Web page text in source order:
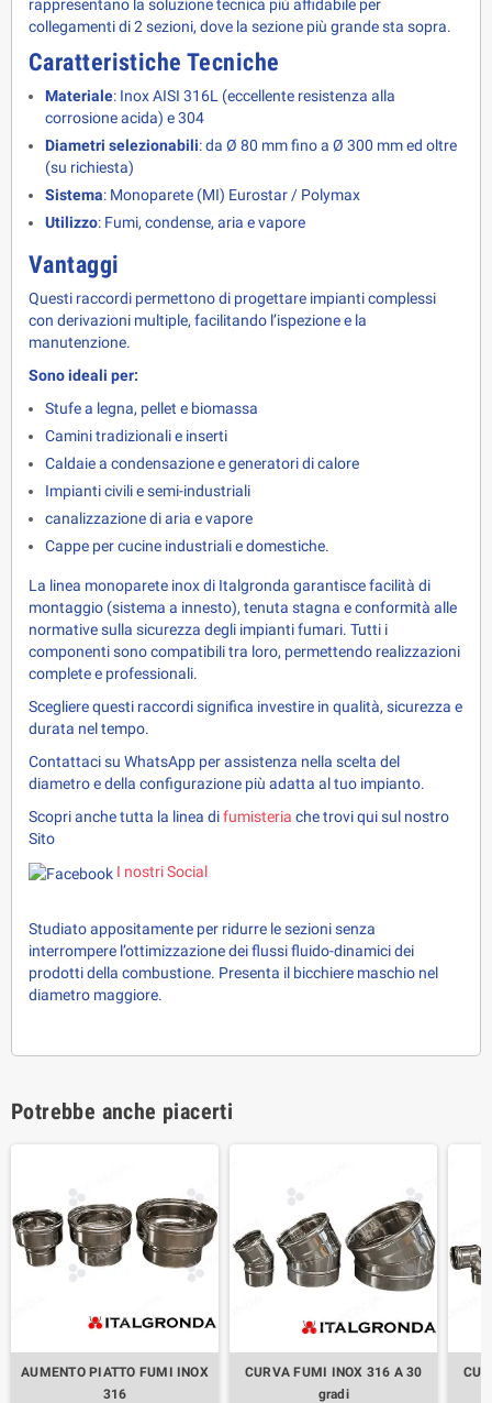
rappresentano la soluzione tecnica più affidabile per
collegamenti di 2 sezioni, dove la sezione più grande sta sopra.
Caratteristiche Tecniche
Materiale: Inox AISI 316L (eccellente resistenza alla
corrosione acida) e 304
Diametri selezionabili: da Ø 80 mm fino a Ø 300 mm ed oltre
(su richiesta)
Sistema: Monoparete (MI) Eurostar / Polymax
Utilizzo: Fumi, condense, aria e vapore
Vantaggi
Questi raccordi permettono di progettare impianti complessi
con derivazioni multiple, facilitando l’ispezione e la
manutenzione.
Sono ideali per:
Stufe a legna, pellet e biomassa
Camini tradizionali e inserti
Caldaie a condensazione e generatori di calore
Impianti civili e semi-industriali
canalizzazione di aria e vapore
Cappe per cucine industriali e domestiche.
La linea monoparete inox di Italgronda garantisce facilità di
montaggio (sistema a innesto), tenuta stagna e conformità alle
normative sulla sicurezza degli impianti fumari. Tutti i
componenti sono compatibili tra loro, permettendo realizzazioni
complete e professionali.
Scegliere questi raccordi significa investire in qualità, sicurezza e
durata nel tempo.
Contattaci su WhatsApp per assistenza nella scelta del
diametro e della configurazione più adatta al tuo impianto.
Scopri anche tutta la linea di fumisteria che trovi qui sul nostro
Sito
I nostri Social
Studiato appositamente per ridurre le sezioni senza
interrompere l’ottimizzazione dei flussi fluido-dinamici dei
prodotti della combustione. Presenta il bicchiere maschio nel
diametro maggiore.
Potrebbe anche piacerti
AUMENTO PIATTO FUMI INOX
316
CURVA FUMI INOX 316 A 30
gradi